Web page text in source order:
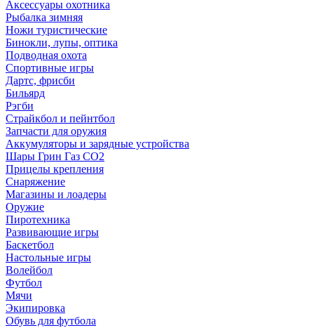
Аксессуары охотника
Рыбалка зимняя
Ножи туристические
Бинокли, лупы, оптика
Подводная охота
Спортивные игры
Дартс, фрисби
Бильярд
Рэгби
Страйкбол и пейнтбол
Запчасти для оружия
Аккумуляторы и зарядные устройства
Шары Грин Газ СО2
Прицелы крепления
Снаряжение
Магазины и лоадеры
Оружие
Пиротехника
Развивающие игры
Баскетбол
Настольные игры
Волейбол
Футбол
Мячи
Экипировка
Обувь для футбола